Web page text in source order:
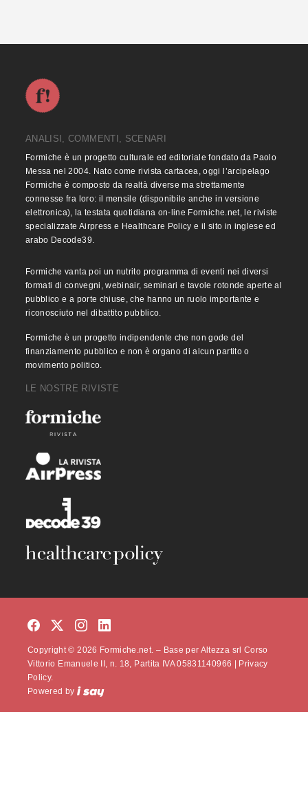
ANALISI, COMMENTI, SCENARI
Formiche è un progetto culturale ed editoriale fondato da Paolo
Messa nel 2004. Nato come rivista cartacea, oggi l’arcipelago
Formiche è composto da realtà diverse ma strettamente
connesse fra loro: il mensile (disponibile anche in versione
elettronica), la testata quotidiana on-line Formiche.net, le riviste
specializzate Airpress e Healthcare Policy e il sito in inglese ed
arabo Decode39.
Formiche vanta poi un nutrito programma di eventi nei diversi
formati di convegni, webinair, seminari e tavole rotonde aperte al
pubblico e a porte chiuse, che hanno un ruolo importante e
riconosciuto nel dibattito pubblico.
Formiche è un progetto indipendente che non gode del
finanziamento pubblico e non è organo di alcun partito o
movimento politico.
LE NOSTRE RIVISTE
Copyright © 2026 Formiche.net. – Base per Altezza srl Corso
Vittorio Emanuele II, n. 18, Partita IVA 05831140966 |
Privacy
Policy.
Powered by